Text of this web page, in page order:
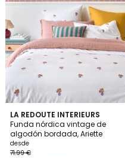
LA REDOUTE INTERIEURS
Funda nórdica vintage de
algodón bordada, Ariette
desde
71.99 €
5
/
5